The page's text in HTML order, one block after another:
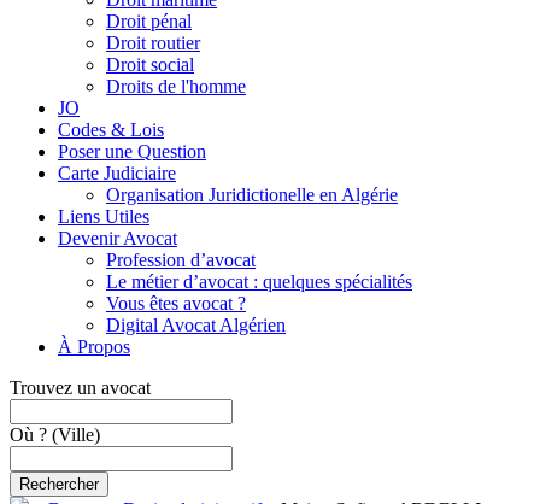
Droit pénal
Droit routier
Droit social
Droits de l'homme
JO
Codes & Lois
Poser une Question
Carte Judiciaire
Organisation Juridictionelle en Algérie
Liens Utiles
Devenir Avocat
Profession d’avocat
Le métier d’avocat : quelques spécialités
Vous êtes avocat ?
Digital Avocat Algérien
À Propos
Trouvez un avocat
Où ? (Ville)
Rechercher